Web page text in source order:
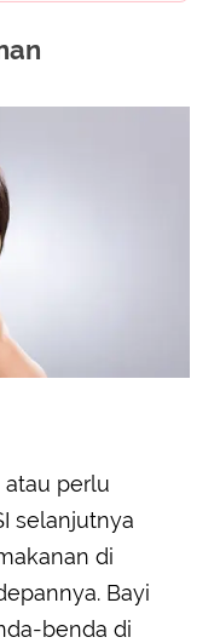
atau perlu
selanjutnya
di
Bayi
benda di